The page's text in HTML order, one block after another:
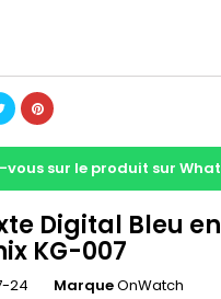
vous sur le produit sur
Digital Bleu
KG-007
24 MarqueOnWatch